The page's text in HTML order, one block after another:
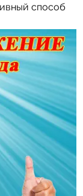
способ